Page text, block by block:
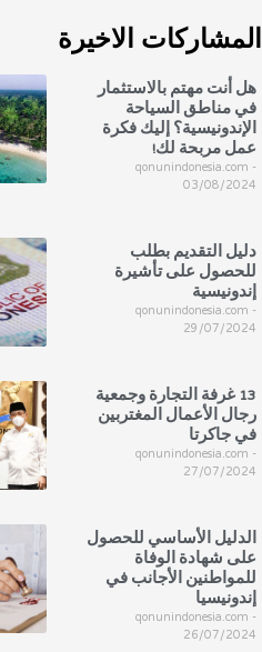
المشاركات الاخيرة
هل أنت مهتم بالاستثمار
في مناطق السياحة
الإندونيسية؟ إليك فكرة
عمل مربحة لك!
qonunindonesia.com
03/08/2024
دليل التقديم بطلب
للحصول على تأشيرة
إندونيسية
qonunindonesia.com
29/07/2024
13 غرفة التجارة وجمعية
رجال الأعمال المغتربين
في جاكرتا
qonunindonesia.com
27/07/2024
الدليل الأساسي للحصول
على شهادة الوفاة
للمواطنين الأجانب في
إندونيسيا
qonunindonesia.com
26/07/2024